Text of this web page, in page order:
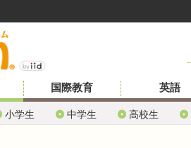
小学生 中学生 高校生
国際教育 英語